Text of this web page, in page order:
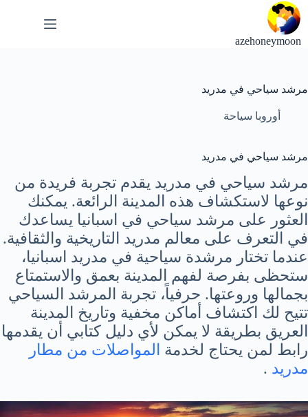
التجاوز
إلى
المحتوى
azehoneymoon
مرشد سياحي في مدريد
أوروبا سياحة
مرشد سياحي في مدريد
مرشد سياحي في مدريد يقدم تجربة فريدة من
نوعها لاستكشاف هذه المدينة الرائعة. يمكنك
العثور على مرشد سياحي في اسبانيا يساعدك
في التعرف على معالم مدريد التاريخية والثقافية.
عندما تختار مرشدة سياحية في مدريد اسبانيا،
ستحظى بفرصة لفهم المدينة بعمق والاستمتاع
بجمالها وروعتها. حرفياً، تجربة المرشد السياحي
تتيح لك اكتشاف أماكن مخفية وتاريخ المدينة
العريق بطريقة لا يمكن لأي دليل كتابي أن يقدمها
رابط لمن يحتاج لخدمة المواصلات من مطار
مدريد .